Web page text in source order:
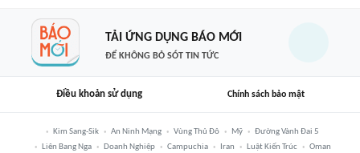
TẢI ỨNG DỤNG BÁO MỚI
ĐỂ KHÔNG BỎ SÓT TIN TỨC
Điều khoản sử dụng Chính sách bảo mật
Kim Sang-Sik An Ninh Mạng Vùng Thủ Đô Mỹ
Đường Vành Đai 5
Liên Bang Nga
Doanh Nghiệp Campuchia Iran Luật Kiến Trúc Oman